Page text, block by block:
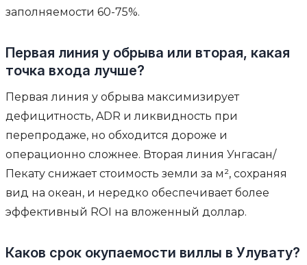
заполняемости 60-75%.
Первая линия у обрыва или вторая, какая
точка входа лучше?
Первая линия у обрыва максимизирует
дефицитность, ADR и ликвидность при
перепродаже, но обходится дороже и
операционно сложнее. Вторая линия Унгасан/
Пекату снижает стоимость земли за м², сохраняя
вид на океан, и нередко обеспечивает более
эффективный ROI на вложенный доллар.
Каков срок окупаемости виллы в Улувату?